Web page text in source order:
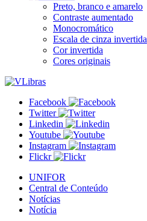
Preto, branco e amarelo
Contraste aumentado
Monocromático
Escala de cinza invertida
Cor invertida
Cores originais
Facebook
Twitter
Linkedin
Youtube
Instagram
Flickr
UNIFOR
Central de Conteúdo
Notícias
Notícia